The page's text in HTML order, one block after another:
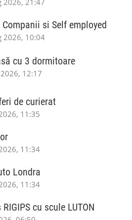
2026, 21:47
si Self employed
2026, 10:04
cu 3 dormitoare
12:17
de curierat
11:35
11:34
Londra
11:34
cu scule LUTON